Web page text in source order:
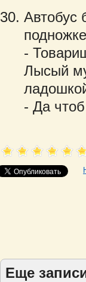
Автобус
-
Лысый
- Да
Еще